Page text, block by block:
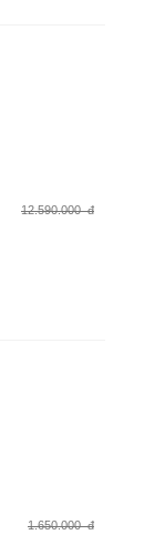
12.590.000 đ
1.650.000 đ